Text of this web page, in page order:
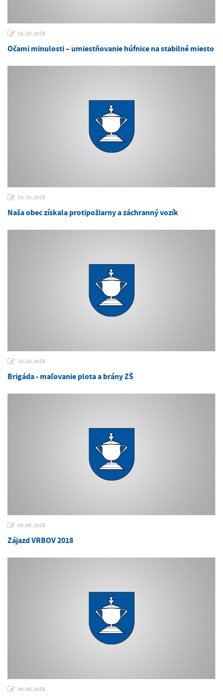
16.10.2018
Očami minulosti – umiestňovanie húfnice na stabilné miesto
16.10.2018
Naša obec získala protipožiarny a záchranný vozík
10.10.2018
Brigáda - maľovanie plota a brány ZŠ
09.08.2018
Zájazd VRBOV 2018
09.08.2018